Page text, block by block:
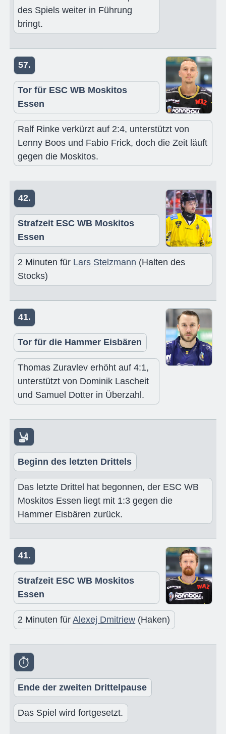
des Spiels weiter in Führung
bringt.
57.
Tor für ESC WB Moskitos
Essen
Ralf Rinke verkürzt auf 2:4, unterstützt von
Lenny Boos und Fabio Frick, doch die Zeit läuft
gegen die Moskitos.
42.
Strafzeit ESC WB Moskitos
Essen
2 Minuten für Lars Stelzmann (Halten des
Stocks)
41.
Tor für die Hammer Eisbären
Thomas Zuravlev erhöht auf 4:1,
unterstützt von Dominik Lascheit
und Samuel Dotter in Überzahl.
Beginn des letzten Drittels
Das letzte Drittel hat begonnen, der ESC WB
Moskitos Essen liegt mit 1:3 gegen die
Hammer Eisbären zurück.
41.
Strafzeit ESC WB Moskitos
Essen
2 Minuten fürAlexej Dmitriew (Haken)
Ende der zweiten Drittelpause
Das Spiel wird fortgesetzt.